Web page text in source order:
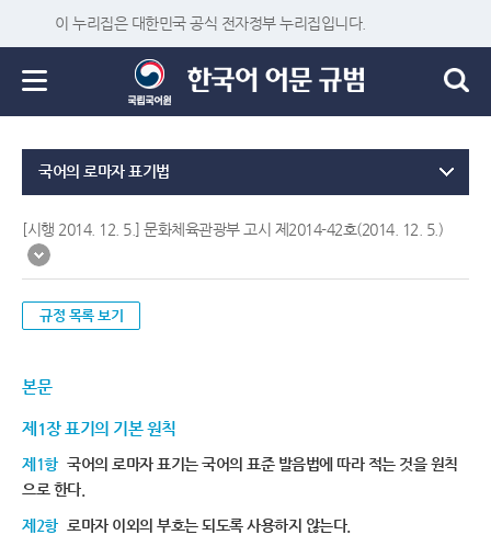
이 누리집은 대한민국 공식 전자정부 누리집입니다.
국어의 로마자 표기법
[시행 2014. 12. 5.] 문화체육관광부 고시 제2014-42호(2014. 12. 5.)
규정 목록 보기
본문
제1장 표기의 기본 원칙
제1항 국어의 로마자 표기는 국어의 표준 발음법에 따라 적는 것을 원칙
으로 한다.
제2항 로마자 이외의 부호는 되도록 사용하지 않는다.